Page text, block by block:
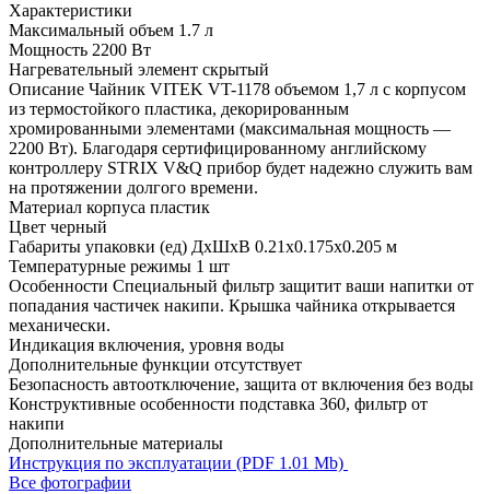
Характеристики
Максимальный объем 1.7 л
Мощность 2200 Вт
Нагревательный элемент скрытый
Описание Чайник VITEK VT-1178 объемом 1,7 л с корпусом
из термостойкого пластика, декорированным
хромированными элементами (максимальная мощность —
2200 Вт). Благодаря сертифицированному английскому
контроллеру STRIX V&Q прибор будет надежно служить вам
на протяжении долгого времени.
Материал корпуса пластик
Цвет черный
Габариты упаковки (ед) ДхШхВ 0.21x0.175x0.205 м
Температурные режимы 1 шт
Особенности Специальный фильтр защитит ваши напитки от
попадания частичек накипи. Крышка чайника открывается
механически.
Индикация включения, уровня воды
Дополнительные функции отсутствует
Безопасность автоотключение, защита от включения без воды
Конструктивные особенности подставка 360, фильтр от
накипи
Дополнительные материалы
Инструкция по эксплуатации (PDF 1.01 Mb)
Все фотографии